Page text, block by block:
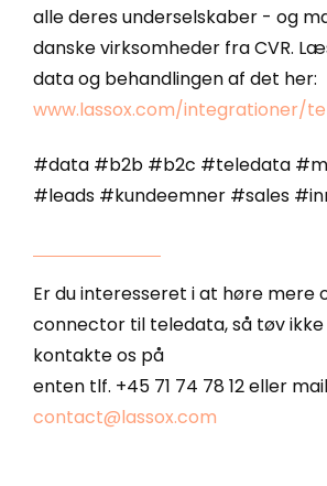
alle deres underselskaber - og
danske virksomheder fra CVR.
data og behandlingen af det her:
www.lassox.com/integrationer/
#data #b2b #b2c #teledata
#leads #kundeemner #sales
Er du interesseret i at høre mere
connector til teledata, så tøv
kontakte os på
enten tlf. +45 71 74 78 12 eller
contact@lassox.com